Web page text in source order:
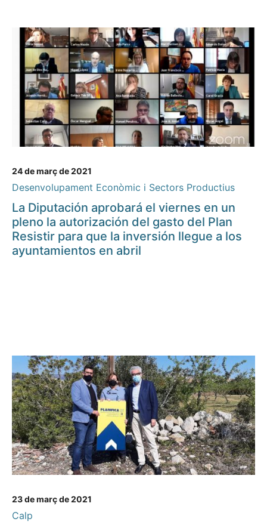
24 de març de 2021
Desenvolupament Econòmic i Sectors Productius
La Diputación aprobará el viernes en un
pleno la autorización del gasto del Plan
Resistir para que la inversión llegue a los
ayuntamientos en abril
23 de març de 2021
Calp